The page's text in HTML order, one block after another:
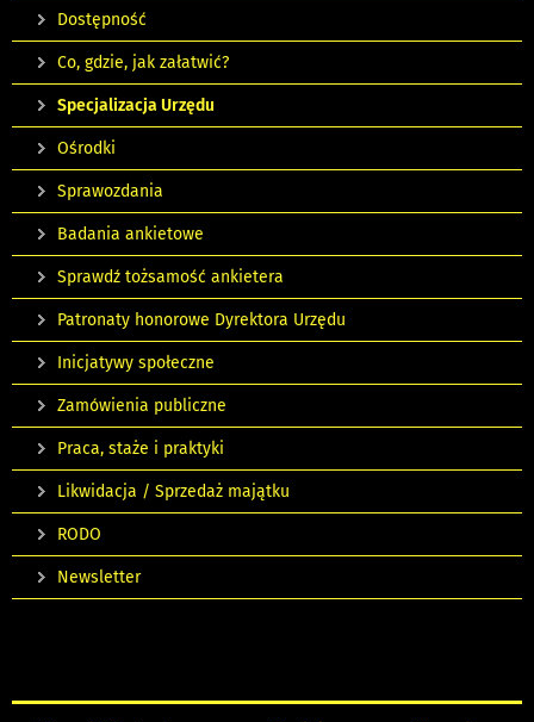
Dostępność
Co, gdzie, jak załatwić?
Specjalizacja Urzędu
Ośrodki
Sprawozdania
Badania ankietowe
Sprawdź tożsamość ankietera
Patronaty honorowe Dyrektora Urzędu
Inicjatywy społeczne
Zamówienia publiczne
Praca, staże i praktyki
Likwidacja / Sprzedaż majątku
RODO
Newsletter